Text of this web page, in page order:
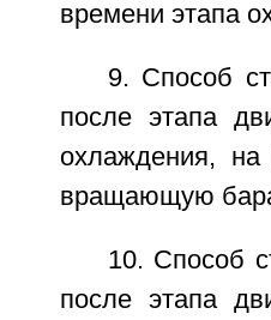
времени этапа
9. Способ
после этапа
охлаждения,
вращающую
10. Способ
после этапа